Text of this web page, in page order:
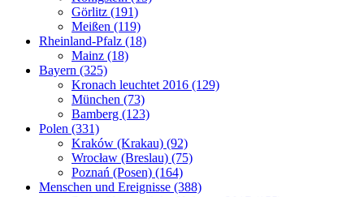
Görlitz (191)
Meißen (119)
Rheinland-Pfalz (18)
Mainz (18)
Bayern (325)
Kronach leuchtet 2016 (129)
München (73)
Bamberg (123)
Polen (331)
Kraków (Krakau) (92)
Wrocław (Breslau) (75)
Poznań (Posen) (164)
Menschen und Ereignisse (388)